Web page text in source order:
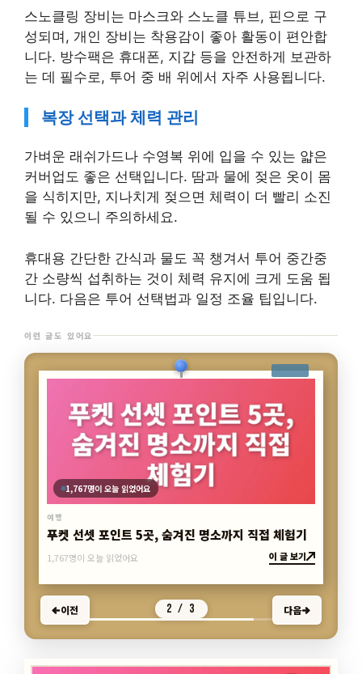
스노클링 장비는 마스크와 스노클 튜브, 핀으로 구
성되며, 개인 장비는 착용감이 좋아 활동이 편안합
니다. 방수팩은 휴대폰, 지갑 등을 안전하게 보관하
는 데 필수로, 투어 중 배 위에서 자주 사용됩니다.
복장 선택과 체력 관리
가벼운 래쉬가드나 수영복 위에 입을 수 있는 얇은
커버업도 좋은 선택입니다. 땀과 물에 젖은 옷이 몸
을 식히지만, 지나치게 젖으면 체력이 더 빨리 소진
될 수 있으니 주의하세요.
휴대용 간단한 간식과 물도 꼭 챙겨서 투어 중간중
간 소량씩 섭취하는 것이 체력 유지에 크게 도움 됩
니다. 다음은 투어 선택법과 일정 조율 팁입니다.
이런 글도 있어요
5,763명이 오늘 읽었어요
여행
푸켓 환전 금액, 4박6일 최적 가이드
5,763명이 오늘 읽었어요 이 글 보기
이전 3 / 3 다음